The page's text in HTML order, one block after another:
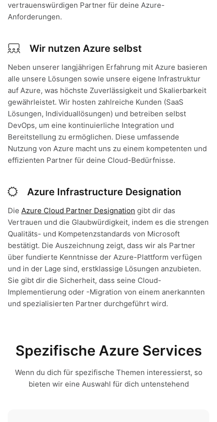
vertrauenswürdigen Partner für deine Azure-
Anforderungen.
Wir nutzen Azure selbst
Neben unserer langjährigen Erfahrung mit Azure basieren
alle unsere Lösungen sowie unsere eigene Infrastruktur
auf Azure, was höchste Zuverlässigkeit und Skalierbarkeit
gewährleistet. Wir hosten zahlreiche Kunden (SaaS
Lösungen, Individuallösungen) und betreiben selbst
DevOps, um eine kontinuierliche Integration und
Bereitstellung zu ermöglichen. Diese umfassende
Nutzung von Azure macht uns zu einem kompetenten und
effizienten Partner für deine Cloud-Bedürfnisse.
Azure Infrastructure Designation
Die Azure Cloud Partner Designation gibt dir das
Vertrauen und die Glaubwürdigkeit, indem es die strengen
Qualitäts- und Kompetenzstandards von Microsoft
bestätigt. Die Auszeichnung zeigt, dass wir als Partner
über fundierte Kenntnisse der Azure-Plattform verfügen
und in der Lage sind, erstklassige Lösungen anzubieten.
Sie gibt dir die Sicherheit, dass seine Cloud-
Implementierung oder -Migration von einem anerkannten
und spezialisierten Partner durchgeführt wird.
Spezifische Azure Services
Wenn du dich für spezifische Themen interessierst, so
bieten wir eine Auswahl für dich untenstehend